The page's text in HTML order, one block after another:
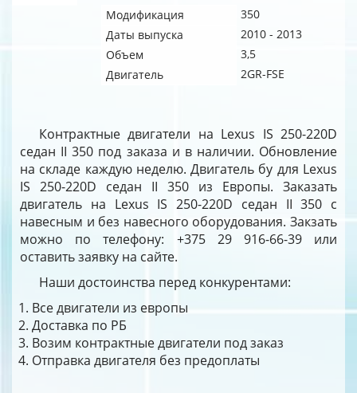
Модификация
350
Даты выпуска
2010 - 2013
Объем
3,5
Двигатель
2GR-FSE
Контрактные двигатели на Lexus IS 250-220D
седан II 350 под заказа и в наличии. Обновление
на складе каждую неделю. Двигатель бу для Lexus
IS 250-220D седан II 350 из Европы. Заказать
двигатель на Lexus IS 250-220D седан II 350 с
навесным и без навесного оборудования. Закзать
можно по телефону: +375 29 916-66-39 или
оставить заявку на сайте.
Наши достоинства перед конкурентами:
Все двигатели из европы
Доставка по РБ
Возим контрактные двигатели под заказ
Отправка двигателя без предоплаты